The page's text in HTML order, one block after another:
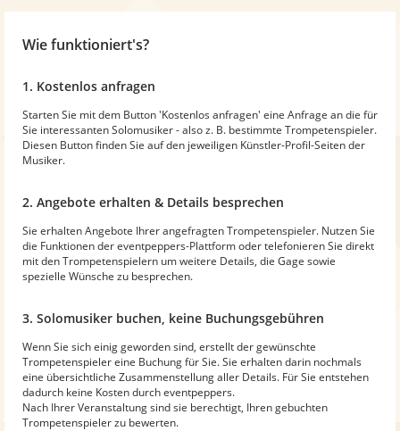
Wie funktioniert's?
1. Kostenlos anfragen
Starten Sie mit dem Button 'Kostenlos anfragen' eine Anfrage an die für
Sie interessanten Solomusiker - also z. B. bestimmte Trompetenspieler.
Diesen Button finden Sie auf den jeweiligen Künstler-Profil-Seiten der
Musiker.
2. Angebote erhalten & Details besprechen
Sie erhalten Angebote Ihrer angefragten Trompetenspieler. Nutzen Sie
die Funktionen der eventpeppers-Plattform oder telefonieren Sie direkt
mit den Trompetenspielern um weitere Details, die Gage sowie
spezielle Wünsche zu besprechen.
3. Solomusiker buchen, keine Buchungsgebühren
Wenn Sie sich einig geworden sind, erstellt der gewünschte
Trompetenspieler eine Buchung für Sie. Sie erhalten darin nochmals
eine übersichtliche Zusammenstellung aller Details. Für Sie entstehen
dadurch keine Kosten durch eventpeppers.
Nach Ihrer Veranstaltung sind sie berechtigt, Ihren gebuchten
Trompetenspieler zu bewerten.